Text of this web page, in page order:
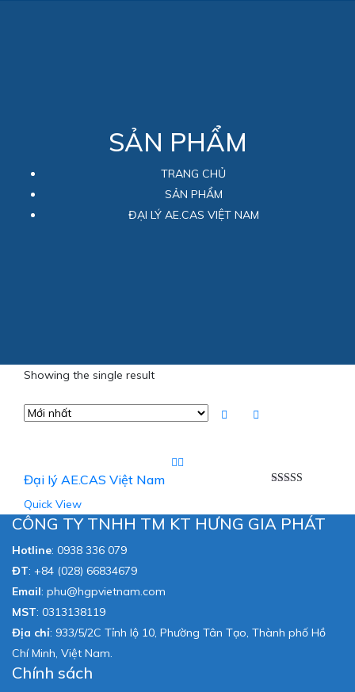
SẢN PHẨM
TRANG CHỦ
SẢN PHẨM
ĐẠI LÝ AE.CAS VIỆT NAM
Showing the single result
sao
Đại lý AE.CAS Việt Nam
Quick View
CÔNG TY TNHH TM KT HƯNG GIA PHÁT
Hotline: 0938 336 079
ĐT: +84 (028) 66834679
Email: phu@hgpvietnam.com
MST: 0313138119
Địa chỉ: 933/5/2C Tỉnh lộ 10, Phường Tân Tạo, Thành phố Hồ
Chí Minh, Việt Nam.
Chính sách